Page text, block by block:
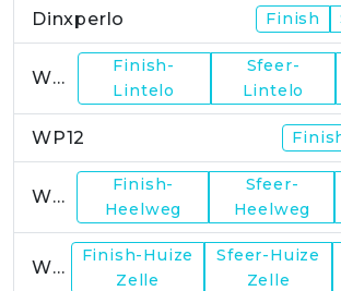
Dinxperlo Finish
WP11
Finish-
Lintelo
Sfeer-
Lintelo
WP12
WP13
Finish-
Heelweg
Sfeer-
Heelweg
WP15
Finish-Huize
Zelle
Sfeer-Huize
Zelle